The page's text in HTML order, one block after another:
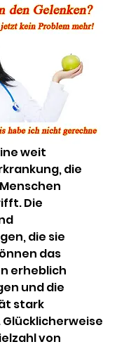
weit
die
Die
die sie
das
erheblich
und die
stark
von